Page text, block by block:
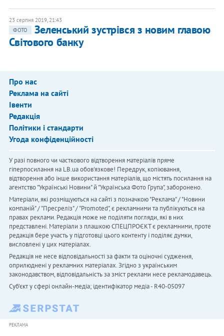
23 серпня 2019, 21:43
ФОТО
Зеленський зустрівся з новим главою
Світового банку
Про нас
Реклама на сайті
Івенти
Редакція
Політики і стандарти
Угода конфіденційності
У разі повного чи часткового відтворення матеріалів пряме
гіперпосилання на LB.ua обов'язкове! Передрук, копіювання,
відтворення або інше використання матеріалів, що містять посилання на
агентство "Українськi Новини" й "Українська Фото Група", заборонено.
Матеріали, які розміщуються на сайті з позначкою "Реклама" / "Новини
компаній" / "Пресреліз" / "Promoted", є рекламними та публікуються на
правах реклами. Редакція може не поділяти погляди, які в них
представлені. Матеріали з плашкою СПЕЦПРОЄКТ є рекламними, проте
редакція бере участь у підготовці цього контенту і поділяє думки,
висловлені у цих матеріалах.
Редакція не несе відповідальності за факти та оціночні судження,
оприлюднені у рекламних матеріалах. Згідно з українським
законодавством, відповідальність за зміст реклами несе рекламодавець.
Cуб'єкт у сфері онлайн-медіа; ідентифікатор медіа - R40-05097
РЕКЛАМА